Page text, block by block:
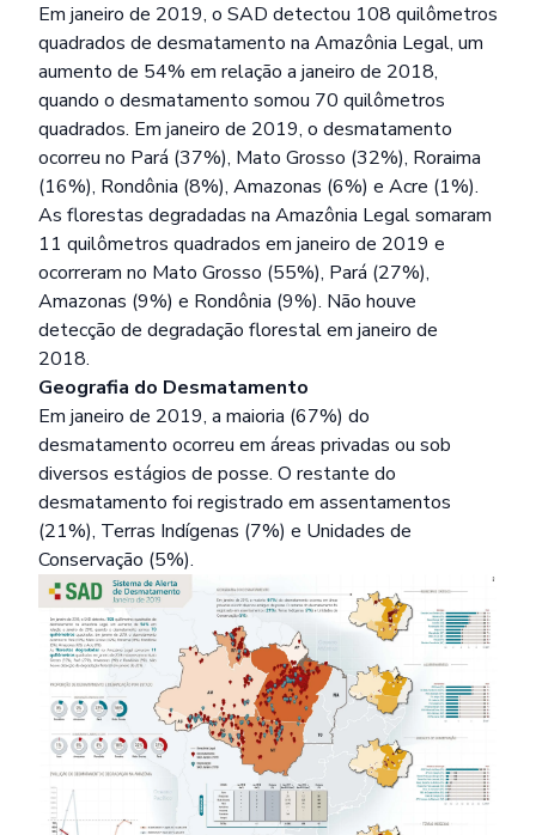
Em janeiro de 2019, o SAD detectou 108 quilômetros
quadrados de desmatamento na Amazônia Legal, um
aumento de 54% em relação a janeiro de 2018,
quando o desmatamento somou 70 quilômetros
quadrados. Em janeiro de 2019, o desmatamento
ocorreu no Pará (37%), Mato Grosso (32%), Roraima
(16%), Rondônia (8%), Amazonas (6%) e Acre (1%).
As florestas degradadas na Amazônia Legal somaram
11 quilômetros quadrados em janeiro de 2019 e
ocorreram no Mato Grosso (55%), Pará (27%),
Amazonas (9%) e Rondônia (9%). Não houve
detecção de degradação florestal em janeiro de
2018.
Geografia do Desmatamento
Em janeiro de 2019, a maioria (67%) do
desmatamento ocorreu em áreas privadas ou sob
diversos estágios de posse. O restante do
desmatamento foi registrado em assentamentos
(21%), Terras Indígenas (7%) e Unidades de
Conservação (5%).